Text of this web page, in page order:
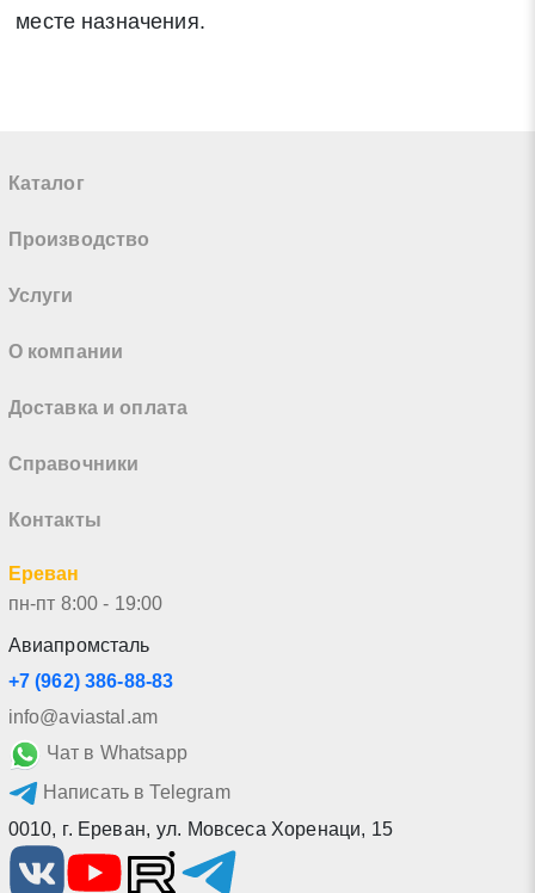
месте назначения.
Каталог
Производство
Услуги
О компании
Доставка и оплата
Справочники
Контакты
Ереван
пн-пт 8:00 - 19:00
Авиапромсталь
+7 (962) 386-88-83
info@aviastal.am
Чат в Whatsapp
Написать в Telegram
0010, г. Ереван, ул. Мовсеса Хоренаци, 15